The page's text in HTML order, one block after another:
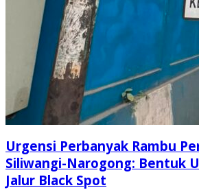
Urgensi Perbanyak Rambu
Siliwangi-Narogong: Bentuk
Jalur Black Spot